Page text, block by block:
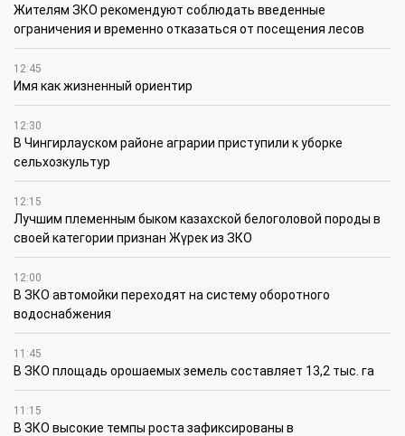
Жителям ЗКО рекомендуют соблюдать введенные
ограничения и временно отказаться от посещения лесов
12:45
Имя как жизненный ориентир
12:30
В Чингирлауском районе аграрии приступили к уборке
сельхозкультур
12:15
Лучшим племенным быком казахской белоголовой породы в
своей категории признан Жүрек из ЗКО
12:00
В ЗКО автомойки переходят на систему оборотного
водоснабжения
11:45
В ЗКО площадь орошаемых земель составляет 13,2 тыс. га
11:15
В ЗКО высокие темпы роста зафиксированы в